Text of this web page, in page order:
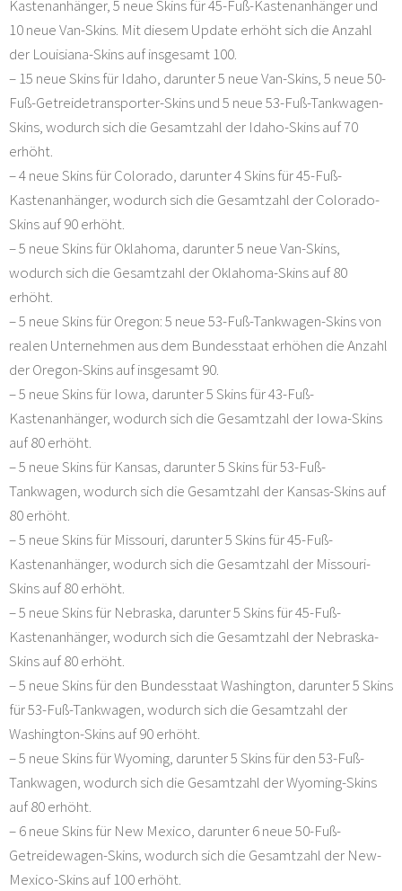
Kastenanhänger, 5 neue Skins für 45-Fuß-Kastenanhänger und
10 neue Van-Skins. Mit diesem Update erhöht sich die Anzahl
der Louisiana-Skins auf insgesamt 100.
– 15 neue Skins für Idaho, darunter 5 neue Van-Skins, 5 neue 50-
Fuß-Getreidetransporter-Skins und 5 neue 53-Fuß-Tankwagen-
Skins, wodurch sich die Gesamtzahl der Idaho-Skins auf 70
erhöht.
– 4 neue Skins für Colorado, darunter 4 Skins für 45-Fuß-
Kastenanhänger, wodurch sich die Gesamtzahl der Colorado-
Skins auf 90 erhöht.
– 5 neue Skins für Oklahoma, darunter 5 neue Van-Skins,
wodurch sich die Gesamtzahl der Oklahoma-Skins auf 80
erhöht.
– 5 neue Skins für Oregon: 5 neue 53-Fuß-Tankwagen-Skins von
realen Unternehmen aus dem Bundesstaat erhöhen die Anzahl
der Oregon-Skins auf insgesamt 90.
– 5 neue Skins für Iowa, darunter 5 Skins für 43-Fuß-
Kastenanhänger, wodurch sich die Gesamtzahl der Iowa-Skins
auf 80 erhöht.
– 5 neue Skins für Kansas, darunter 5 Skins für 53-Fuß-
Tankwagen, wodurch sich die Gesamtzahl der Kansas-Skins auf
80 erhöht.
– 5 neue Skins für Missouri, darunter 5 Skins für 45-Fuß-
Kastenanhänger, wodurch sich die Gesamtzahl der Missouri-
Skins auf 80 erhöht.
– 5 neue Skins für Nebraska, darunter 5 Skins für 45-Fuß-
Kastenanhänger, wodurch sich die Gesamtzahl der Nebraska-
Skins auf 80 erhöht.
– 5 neue Skins für den Bundesstaat Washington, darunter 5 Skins
für 53-Fuß-Tankwagen, wodurch sich die Gesamtzahl der
Washington-Skins auf 90 erhöht.
– 5 neue Skins für Wyoming, darunter 5 Skins für den 53-Fuß-
Tankwagen, wodurch sich die Gesamtzahl der Wyoming-Skins
auf 80 erhöht.
– 6 neue Skins für New Mexico, darunter 6 neue 50-Fuß-
Getreidewagen-Skins, wodurch sich die Gesamtzahl der New-
Mexico-Skins auf 100 erhöht.